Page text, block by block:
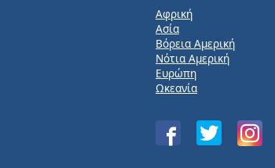
Αφρική
Ασία
Βόρεια Αμερική
Νότια Αμερική
Ευρώπη
Ωκεανία